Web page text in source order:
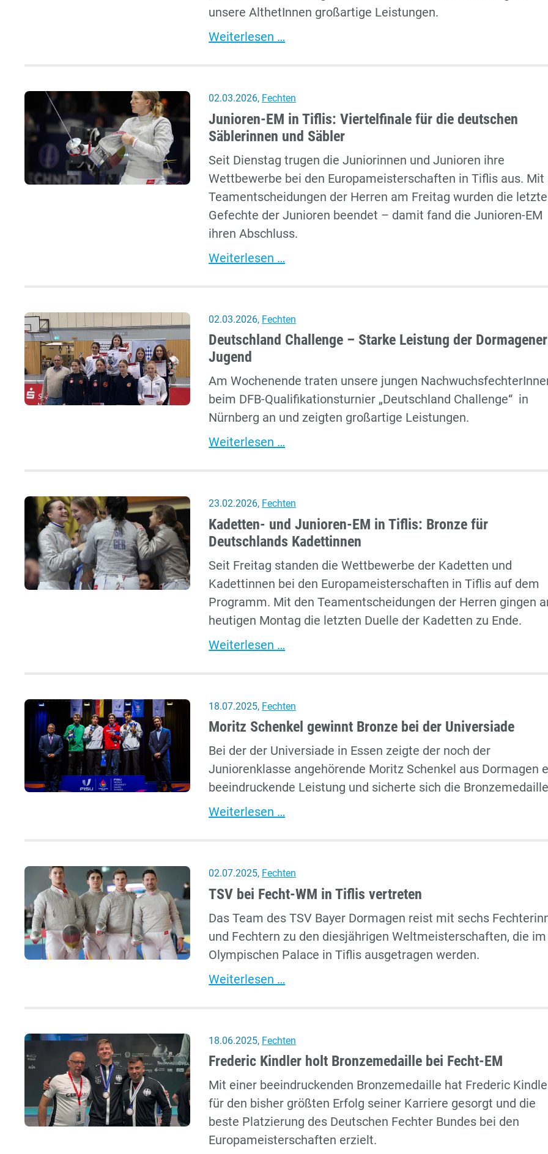
unsere AlthetInnen großartige Leistungen.
Weiterlesen …
der
Dormagener
Jugend
02.03.2026, Fechten
Junioren-EM in Tiflis: Viertelfinale für die deutschen
Säblerinnen und Säbler
Seit Dienstag trugen die Juniorinnen und Junioren ihre
Wettbewerbe bei den Europameisterschaften in Tiflis aus. Mit
Teamentscheidungen der Herren am Freitag wurden die
Gefechte der Junioren beendet – damit fand die Junioren-EM
ihren Abschluss.
Weiterlesen …
Viertelfinale
für
deutschen
Säblerinnen
und
02.03.2026, Fechten
Deutschland Challenge – Starke Leistung der Dormagener
Jugend
Am Wochenende traten unsere jungen
beim DFB-Qualifikationsturnier „Deutschland Challenge“ in
Nürnberg an und zeigten großartige Leistungen.
Weiterlesen …
Leistung
der
Dormagener
Jugend
23.02.2026, Fechten
Kadetten- und Junioren-EM in Tiflis: Bronze für
Deutschlands Kadettinnen
Seit Freitag standen die Wettbewerbe der Kadetten und
Kadettinnen bei den Europameisterschaften in Tiflis auf dem
Programm. Mit den Teamentscheidungen der Herren gingen
heutigen Montag die letzten Duelle der Kadetten zu Ende.
Weiterlesen …
in
Tiflis:
Bronze
für
Deutschlands
18.07.2025, Fechten
Moritz Schenkel gewinnt Bronze bei der Universiade
Bei der der Universiade in Essen zeigte der noch der
Juniorenklasse angehörende Moritz Schenkel aus Dormagen
beeindruckende Leistung und sicherte sich die
Weiterlesen …
der
Universiade
02.07.2025, Fechten
TSV bei Fecht-WM in Tiflis vertreten
Das Team des TSV Bayer Dormagen reist mit sechs
und Fechtern zu den diesjährigen Weltmeisterschaften, die im
Olympischen Palace in Tiflis ausgetragen werden.
Weiterlesen …
in
Tiflis
vertreten
18.06.2025, Fechten
Frederic Kindler holt Bronzemedaille bei Fecht-EM
Mit einer beeindruckenden Bronzemedaille hat Frederic
für den bisher größten Erfolg seiner Karriere gesorgt und die
beste Platzierung des Deutschen Fechter Bundes bei den
Europameisterschaften erzielt.